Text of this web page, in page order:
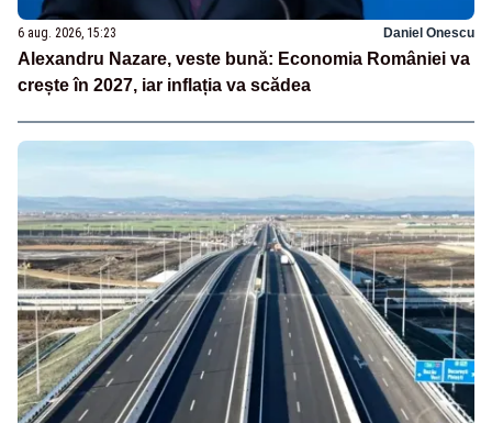
6 aug. 2026, 15:23 Daniel Onescu
Alexandru Nazare, veste bună: Economia României va
crește în 2027, iar inflația va scădea